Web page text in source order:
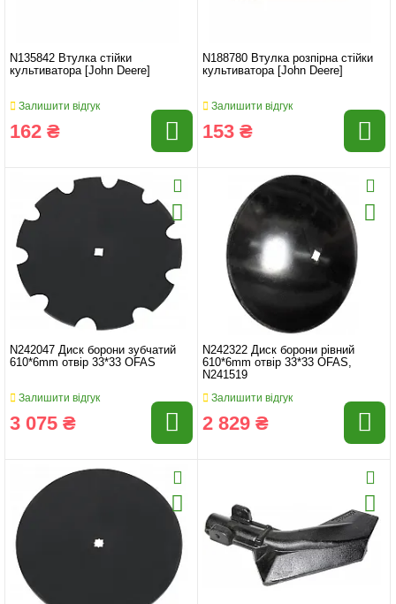
N135842 Втулка стійки
культиватора [John Deere]
Залишити відгук
162 ₴
N188780 Втулка розпірна стійки
культиватора [John Deere]
Залишити відгук
153 ₴
N242047 Диск борони зубчатий
610*6mm отвір 33*33 OFAS
Залишити відгук
3 075 ₴
N242322 Диск борони рівний
610*6mm отвір 33*33 OFAS,
N241519
Залишити відгук
2 829 ₴